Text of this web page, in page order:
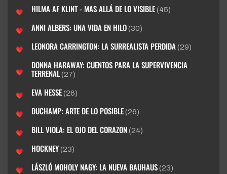
HILMA AF KLINT - MAS ALLÁ DE LO VISIBLE(45)
ANNI ALBERS: UNA VIDA EN HILO(30)
LEONORA CARRINGTON: LA SURREALISTA PERDIDA(29)
DONNA HARAWAY: CUENTOS PARA LA SUPERVIVENCIA
TERRENAL(27)
EVA HESSE(26)
DUCHAMP: ARTE DE LO POSIBLE(26)
BILL VIOLA: EL OJO DEL CORAZON(24)
HOCKNEY(23)
LÁSZLÓ MOHOLY NAGY: LA NUEVA BAUHAUS(23)